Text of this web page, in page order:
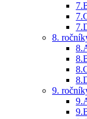
8.
9.